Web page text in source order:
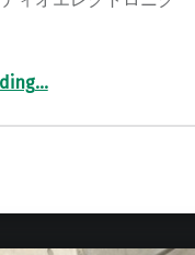
“Custom Audio Electronics OD-100 StandardPlus ヘッドアンプ 専用ハードケース”
…